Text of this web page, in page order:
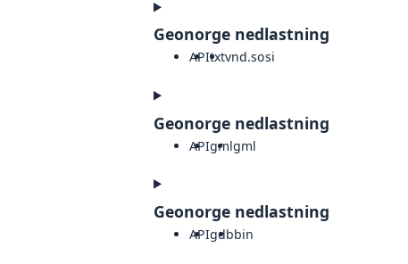
Geonorge nedlastning
APItxtvnd.sosi
Geonorge nedlastning
APIgmlgml
Geonorge nedlastning
APIgdbbin